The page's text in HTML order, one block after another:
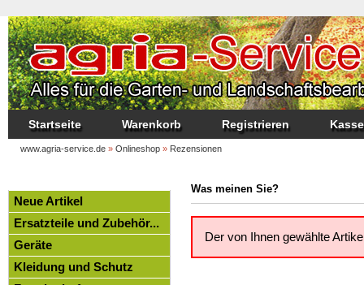
Startseite Warenkorb Registrieren Kasse
www.agria-service.de » Onlineshop » Rezensionen
Neue Artikel
Ersatzteile und Zubehör...
Geräte
Kleidung und Schutz
Was meinen Sie?
Der von Ihnen gewählte